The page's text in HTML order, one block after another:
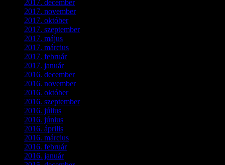
2017. december(4)
2017. november(3)
2017. október(4)
2017. szeptember(1)
2017. május
2017. március
2017. február(1)
2017. január(2)
2016. december(1)
2016. november(1)
2016. október(6)
2016. szeptember(5)
2016. július
2016. június
2016. április
2016. március
2016. február(3)
2016. január(2)